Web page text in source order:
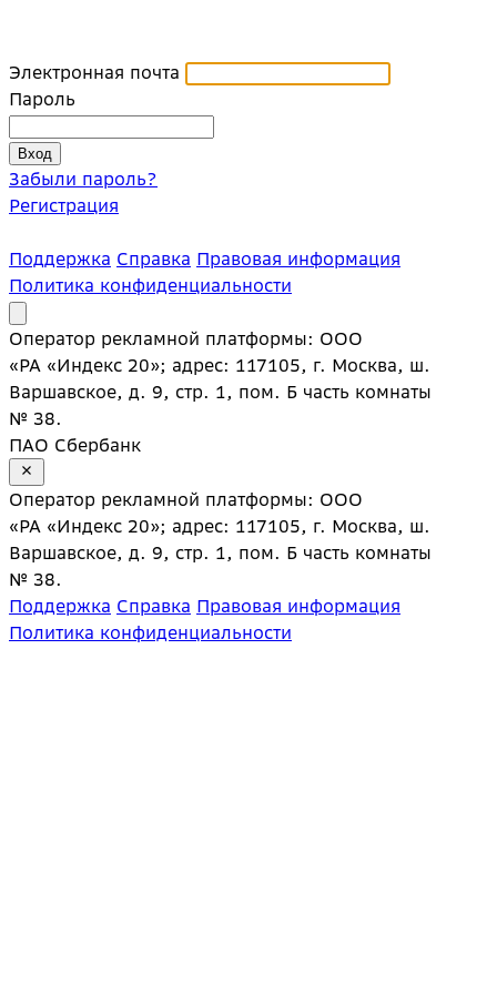
Электронная почта
Пароль
Забыли пароль?
Регистрация
Поддержка Справка Правовая информация
Политика конфиденциальности
Оператор рекламной платформы: ООО
«РА «Индекс 20»; адрес: 117105, г. Москва, ш.
Варшавское, д. 9, стр. 1, пом. Б часть комнаты
№ 38.
ПАО Сбербанк
Оператор рекламной платформы: ООО
«РА «Индекс 20»; адрес: 117105, г. Москва, ш.
Варшавское, д. 9, стр. 1, пом. Б часть комнаты
№ 38.
Поддержка Справка Правовая информация
Политика конфиденциальности